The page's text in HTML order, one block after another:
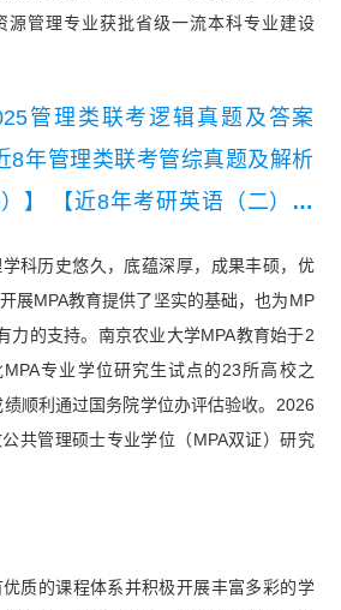
源管理专业获批省级一流本科专业建设
管理类联考逻辑真题及答案
8年管理类联考管综真题及解析
】
【近8年考研英语（二）真
题及解析汇总】
科历史悠久，底蕴深厚，成果丰硕，优
展MPA教育提供了坚实的基础，也为MP
力的支持。南京农业大学MPA教育始于2
专业学位研究生试点的23所高校之
顺利通过国务院学位办评估验收。2026
共管理硕士专业学位（MPA双证）研究
质的课程体系并积极开展丰富多彩的学